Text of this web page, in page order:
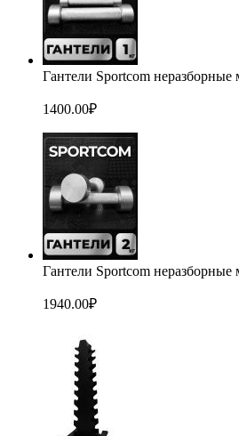
Гантели Sportcom неразборные
1400.00₽
Гантели Sportcom неразборные
1940.00₽